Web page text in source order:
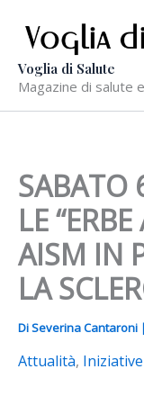
contenuto
Voglia di Salute
Magazine di salute
SABATO
LE
AISM IN
LA
DiSeverina Cantaroni |
Attualità,